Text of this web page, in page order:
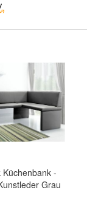
Küchenbank -
Grau